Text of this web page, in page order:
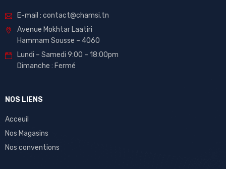
E-mail : contact@chamsi.tn
Avenue Mokhtar Laatiri
Hammam Sousse – 4060
Lundi – Samedi 9:00 – 18:00pm
Dimanche : Fermé
NOS LIENS
Acceuil
Nos Magasins
Nos conventions